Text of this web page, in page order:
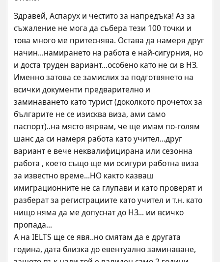
Здравей, Аспарух и честито за напредъка! Аз за
съжаление не мога да събера тези 100 точки и
това много ме притеснява. Остава да намеря друг
начин...намирането на работа е най-сигурния, но
и доста труден вариант...особено като не си в НЗ.
Именно затова се замислих за подготвянето на
всички документи предварително и
заминаването като турист (доколкото прочетох за
българите не се изисква виза, ами само
паспорт)..на място вярвам, че ще имам по-голям
шанс да си намеря работа като учител...друг
вариант е вече неквалифицирана или сезонна
работа , което също ще ми осигури работна виза
за известно време...НО както казваш
имиграционните не са глупави и като проверят и
разберат за регистрациите като учител и т.н. като
нищо няма да ме допуснат до НЗ... ии всичко
пропада...
А на IELTS ще се явя..но смятам да е другата
година, дата близка до евентуално заминаване,